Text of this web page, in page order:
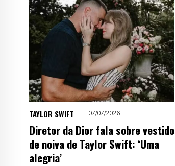
TAYLOR SWIFT 07/07/2026
Diretor da Dior fala sobre vestido
de noiva de Taylor Swift: ‘Uma
alegria’